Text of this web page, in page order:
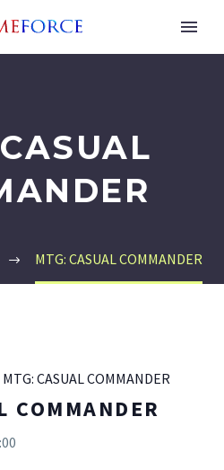
MTG: CASUAL COMMANDER
MTG: CASUAL COMMANDER
COMMANDER